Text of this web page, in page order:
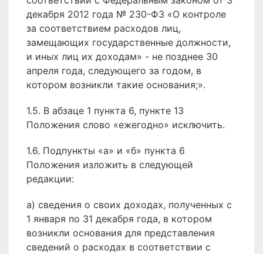
декабря 2012 года № 230-ФЗ «О контроле
за соответствием расходов лиц,
замещающих государственные должности,
и иных лиц их доходам» - не позднее 30
апреля года, следующего за годом, в
котором возникли такие основания;».
1.5. В абзаце 1 пункта 6, пункте 13
Положения слово «ежегодно» исключить.
1.6. Подпункты «а» и «б» пункта 6
Положения изложить в следующей
редакции:
а) сведения о своих доходах, полученных с
1 января по 31 декабря года, в котором
возникли основания для представления
сведений о расходах в соответствии с